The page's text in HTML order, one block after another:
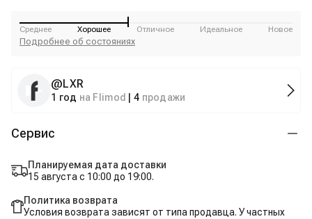
Среднее Хорошее Отличное Идеальное Новое
Подробнее об состояниях
@LXR
1 год на Flimod 4 продажи
Сервис
Планируемая дата доставки
15 августа с 10:00 до 19:00.
Политика возврата
Условия возврата зависят от типа продавца. У частных